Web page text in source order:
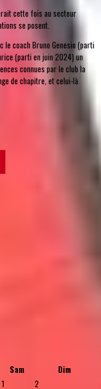
cette fois au secteur
se posent.
le coach Bruno Genesio (parti
(parti en juin 2024) un
connues par le club la
de chapitre, et celui-là
Sam
Dim
1
2